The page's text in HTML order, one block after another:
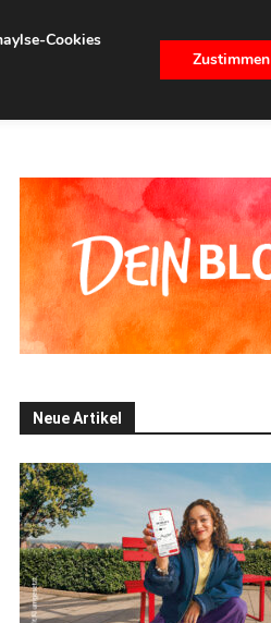
IMMOBILIEN
Neue Artikel
Cookies
Zustimmen